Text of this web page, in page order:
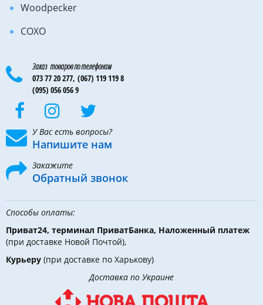
Woodpecker
COXO
Заказ товаров по телефонам
073 77 20 277, (067) 119 119 8
(095) 056 056 9
У Вас есть вопросы?
Напишите нам
Закажите
Обратный звонок
Способы оплаты:
Приват24, терминал ПриватБанка, Наложенный платеж
(при доставке Новой Почтой),
Курьеру (при доставке по Харькову)
Доставка по Украине